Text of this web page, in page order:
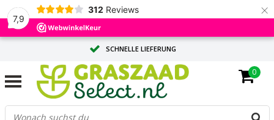
7,9
312 Reviews ×
SCHNELLE LIEFERUNG
MASSGESCHNEIDERTE BERATUNG DURCH UNSERE EXPERTEN
GROSSE MENGE? ANGEBOT ANFORDERN
0